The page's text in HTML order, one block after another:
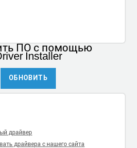
ПОс помощью
Installer
ОБНОВИТЬ
драйвер
драйвера с нашего сайта